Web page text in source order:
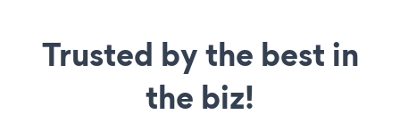
Trusted by the best in
the biz!